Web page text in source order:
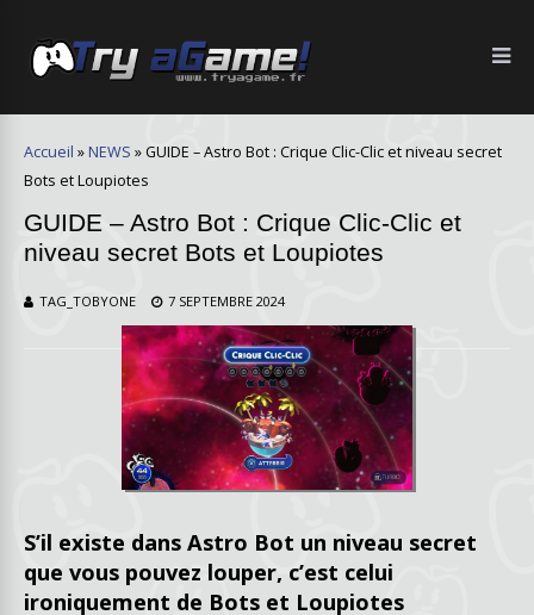
Accueil » NEWS » GUIDE – Astro Bot : Crique Clic-Clic et niveau secret
Bots et Loupiotes
GUIDE – Astro Bot : Crique Clic-Clic et
niveau secret Bots et Loupiotes
TAG_TOBYONE 7 SEPTEMBRE 2024
S’il existe dans Astro Bot un niveau secret
que vous pouvez louper, c’est celui
ironiquement de Bots et Loupiotes